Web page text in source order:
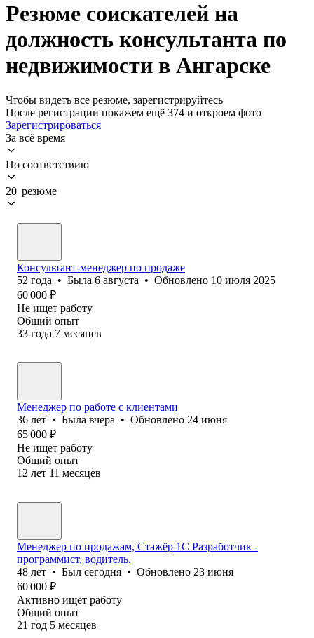
Резюме соискателей на
должность консультанта по
недвижимости в Ангарске
Чтобы видеть все резюме, зарегистрируйтесь
После регистрации покажем ещё 374 и откроем фото
Зарегистрироваться
За всё время
По соответствию
20 резюме
Консультант-менеджер по продаже
52 года • Была 6 августа • Обновлено 10 июля 2025
60 000 ₽
Не ищет работу
Общий опыт
33 года 7 месяцев
Менеджер по работе с клиентами
36 лет • Была вчера • Обновлено 24 июня
65 000 ₽
Не ищет работу
Общий опыт
12 лет 11 месяцев
Менеджер по продажам, Стажёр 1С Разработчик -
программист, водитель.
48 лет • Был сегодня • Обновлено 23 июня
60 000 ₽
Активно ищет работу
Общий опыт
21 год 5 месяцев